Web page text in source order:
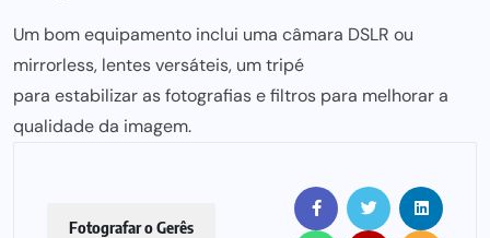
Um bom equipamento inclui uma câmara DSLR ou
mirrorless, lentes versáteis, um tripé
para estabilizar as fotografias e filtros para melhorara
qualidade da imagem.
Fotografar o Gerês